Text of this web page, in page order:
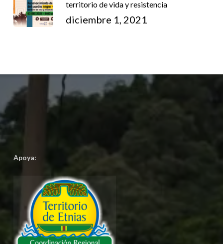
territorio de vida y resistencia
diciembre 1, 2021
Apoya: